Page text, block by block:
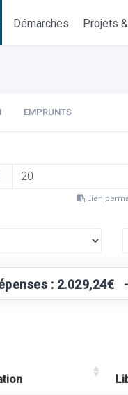
Démarches Projets
EMPRUNTS
Lien
: